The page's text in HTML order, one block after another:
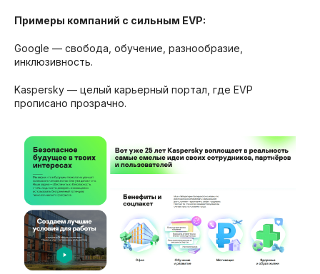
Примеры компаний с сильным EVP:
Google — свобода, обучение, разнообразие,
инклюзивность.
Kaspersky — целый карьерный портал, где EVP
прописано прозрачно.